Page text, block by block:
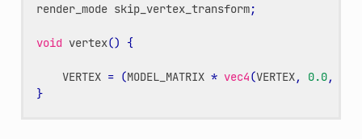
render_mode skip_vertex_transform;
void vertex() {
VERTEX = (MODEL_MATRIX * vec4(VERTEX, 0.0,
}